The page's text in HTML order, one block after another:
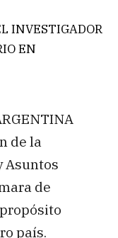
INVESTIGADOR
EN
de la
Asuntos
de
país.